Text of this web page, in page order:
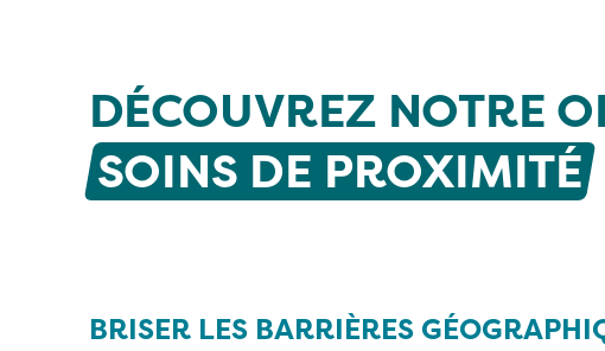
DÉCOUVREZ NOTRE
SOINS DE PROXIMITÉ
BRISER LES BARRIÈRES